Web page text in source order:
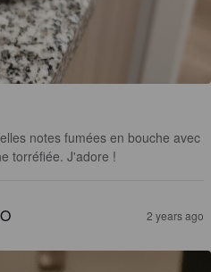
notes fumées en bouche avec
torréfiée. J'adore !
2 years ago